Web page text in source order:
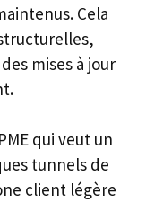
Cela
mises à jour
qui veut un
tunnels de
client légère